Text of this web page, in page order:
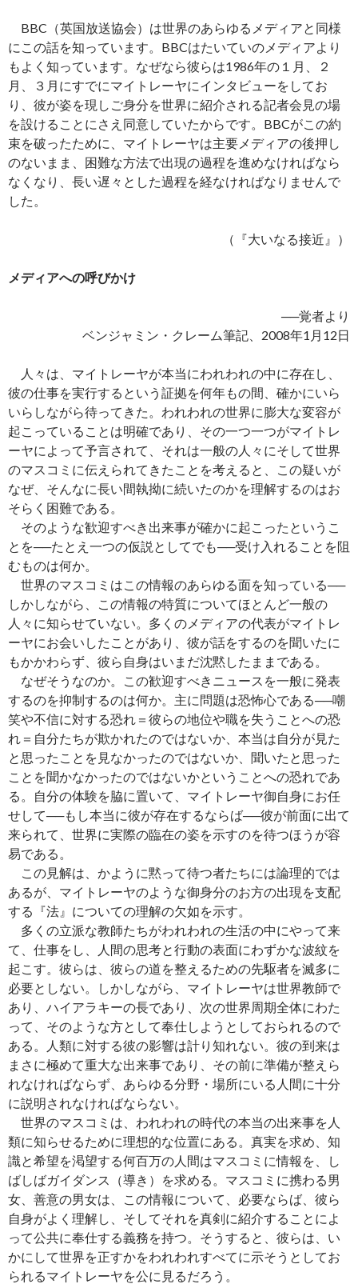
BBC（英国放送協会）は世界のあらゆるメディアと同様
にこの話を知っています。BBCはたいていのメディアより
もよく知っています。なぜなら彼らは1986年の１月、２
月、３月にすでにマイトレーヤにインタビューをしてお
り、彼が姿を現しご身分を世界に紹介される記者会見の場
を設けることにさえ同意していたからです。BBCがこの約
束を破ったために、マイトレーヤは主要メディアの後押し
のないまま、困難な方法で出現の過程を進めなければなら
なくなり、長い遅々とした過程を経なければなりませんで
した。
（『大いなる接近』）
メディアへの呼びかけ
──覚者より
ベンジャミン・クレーム筆記、2008年1月12日
人々は、マイトレーヤが本当にわれわれの中に存在し、
彼の仕事を実行するという証拠を何年もの間、確かにいら
いらしながら待ってきた。われわれの世界に膨大な変容が
起こっていることは明確であり、その一つ一つがマイトレ
ーヤによって予言されて、それは一般の人々にそして世界
のマスコミに伝えられてきたことを考えると、この疑いが
なぜ、そんなに長い間執拗に続いたのかを理解するのはお
そらく困難である。
そのような歓迎すべき出来事が確かに起こったというこ
とを──たとえ一つの仮説としてでも──受け入れることを阻
むものは何か。
世界のマスコミはこの情報のあらゆる面を知っている──
しかしながら、この情報の特質についてほとんど一般の
人々に知らせていない。多くのメディアの代表がマイトレ
ーヤにお会いしたことがあり、彼が話をするのを聞いたに
もかかわらず、彼ら自身はいまだ沈黙したままである。
なぜそうなのか。この歓迎すべきニュースを一般に発表
するのを抑制するのは何か。主に問題は恐怖心である──嘲
笑や不信に対する恐れ＝彼らの地位や職を失うことへの恐
れ＝自分たちが欺かれたのではないか、本当は自分が見た
と思ったことを見なかったのではないか、聞いたと思った
ことを聞かなかったのではないかということへの恐れであ
る。自分の体験を脇に置いて、マイトレーヤ御自身にお任
せして──もし本当に彼が存在するならば──彼が前面に出て
来られて、世界に実際の臨在の姿を示すのを待つほうが容
易である。
この見解は、かように黙って待つ者たちには論理的では
あるが、マイトレーヤのような御身分のお方の出現を支配
する『法』についての理解の欠如を示す。
多くの立派な教師たちがわれわれの生活の中にやって来
て、仕事をし、人間の思考と行動の表面にわずかな波紋を
起こす。彼らは、彼らの道を整えるための先駆者を滅多に
必要としない。しかしながら、マイトレーヤは世界教師で
あり、ハイアラキーの長であり、次の世界周期全体にわた
って、そのような方として奉仕しようとしておられるので
ある。人類に対する彼の影響は計り知れない。彼の到来は
まさに極めて重大な出来事であり、その前に準備が整えら
れなければならず、あらゆる分野・場所にいる人間に十分
に説明されなければならない。
世界のマスコミは、われわれの時代の本当の出来事を人
類に知らせるために理想的な位置にある。真実を求め、知
識と希望を渇望する何百万の人間はマスコミに情報を、し
ばしばガイダンス（導き）を求める。マスコミに携わる男
女、善意の男女は、この情報について、必要ならば、彼ら
自身がよく理解し、そしてそれを真剣に紹介することによ
って公共に奉仕する義務を持つ。そうすると、彼らは、い
かにして世界を正すかをわれわれすべてに示そうとしてお
られるマイトレーヤを公に見るだろう。